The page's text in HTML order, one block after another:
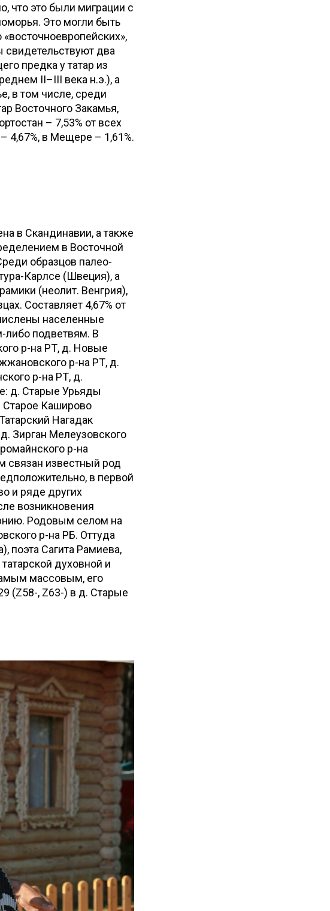
что это были миграции с
Это могли быть
свидетельствуют два
предка у татар из
II–III века н.э.), а
в том числе, среди
Восточного Закамья,
– 7,53% от всех
4,67%, в Мещере – 1,61%.
в Скандинавии, а также
в Восточной
образцов палео-
Карлсе (Швеция), а
(неолит. Венгрия),
Составляет 4,67% от
населенные
либо подветвям. В
р-на РТ, д. Новые
р-на РТ, д.
р-на РТ, д.
д. Старые Урьяды
Старое Каширово
Нагадак
Зирган Мелеузовского
р-на
связан известный род
в первой
и ряде других
возникновения
Родовым селом на
р-на РБ. Оттуда
поэта Сагита Рамиева,
духовной и
массовым, его
(Z58-, Z63-) в д. Старые